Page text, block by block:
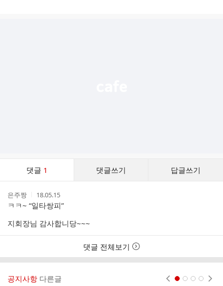
댓글 1 댓글쓰기 답글쓰기
작
성
자
은주짱
작
성
시
간
18.05.15
ㅋㅋ~ “일타쌍피”
지회장님 감사합니당~~~
댓글 전체보기
공지사항 다른글